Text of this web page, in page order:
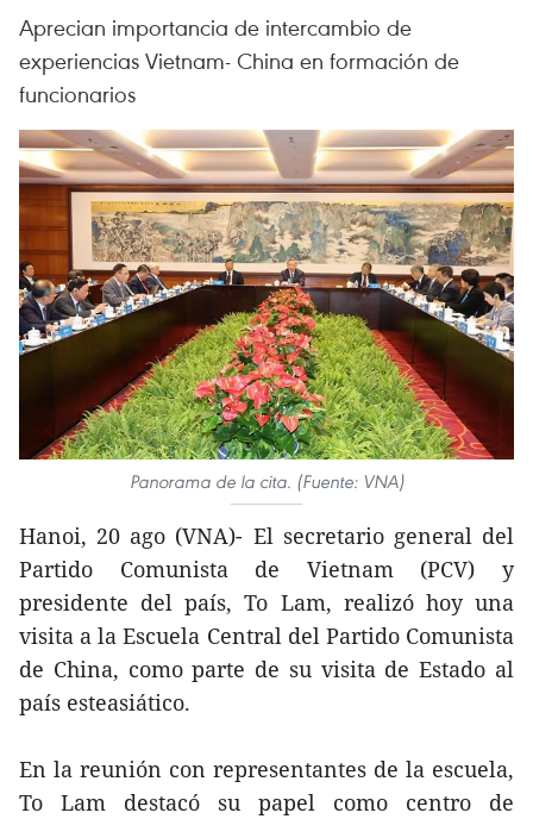
Aprecian importancia de intercambio de
experiencias Vietnam- China en formación de
funcionarios
Panorama de la cita. (Fuente: VNA)
Hanoi, 20 ago (VNA)- El secretario general del
Partido Comunista de Vietnam (PCV) y
presidente del país, To Lam, realizó hoy una
visita a la Escuela Central del Partido Comunista
de China, como parte de su visita de Estado al
país esteasiático.
En la reunión con representantes de la escuela,
To Lam destacó su papel como centro de